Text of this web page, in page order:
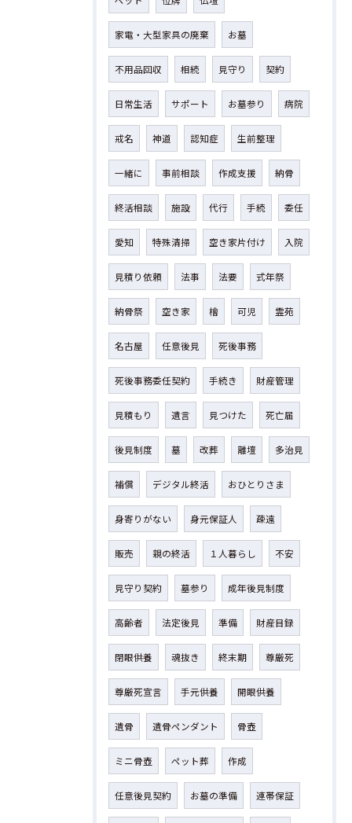
家電・大型家具の廃棄 お墓
不用品回収 相続 見守り 契約
日常生活 サポート お墓参り 病院
戒名 神道 認知症 生前整理
一緒に 事前相談 作成支援 納骨
終活相談 施設 代行 手続 委任
愛知 特殊清掃 空き家片付け 入院
見積り依頼 法事 法要 式年祭
納骨祭 空き家 檜 可児 霊苑
名古屋 任意後見 死後事務
死後事務委任契約 手続き 財産管理
見積もり 遺言 見つけた 死亡届
後見制度 墓 改葬 離壇 多治見
補償 デジタル終活 おひとりさま
身寄りがない 身元保証人 疎遠
販売 親の終活 １人暮らし 不安
見守り契約 墓参り 成年後見制度
高齢者 法定後見 準備 財産目録
閉眼供養 魂抜き 終末期 尊厳死
尊厳死宣言 手元供養 開眼供養
遺骨 遺骨ペンダント 骨壺
ミニ骨壺 ペット葬 作成
任意後見契約 お墓の準備 連帯保証